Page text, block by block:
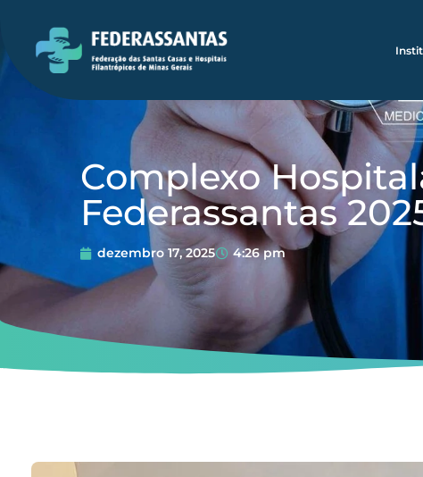
Complexo
Federassantas
Gestão de Altas®
dezembro 17, 2025 4:26 pm